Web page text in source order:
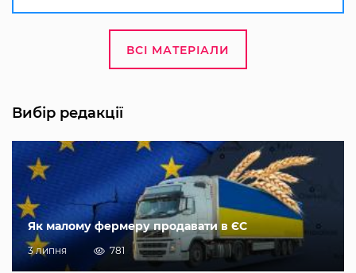
ВСІ МАТЕРІАЛИ
Вибір редакції
Як малому фермеру продавати в ЄС
3 липня 781